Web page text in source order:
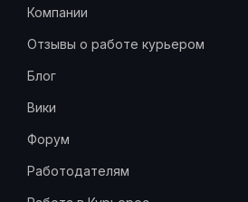
Компании
Отзывы о работе курьером
Блог
Вики
Форум
Работодателям